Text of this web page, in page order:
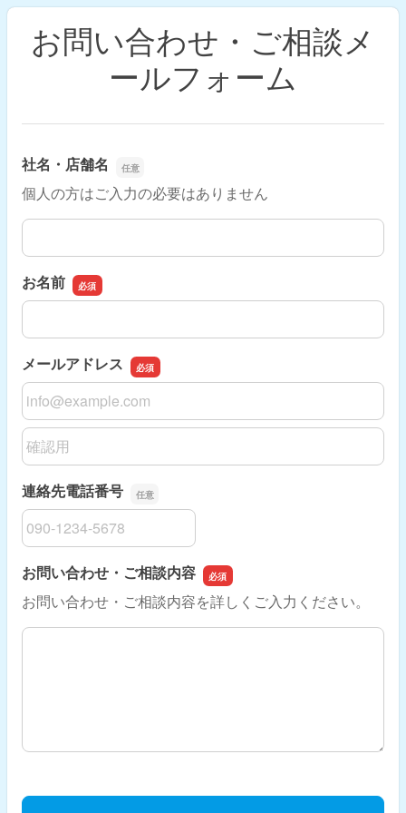
お問い合わせ・ご相談メ
ールフォーム
社名・店舗名
個人の方はご入力の必要はありません
社名・店舗名
お名前
お名前
メールアドレス
メールアドレス
メールアドレスの確認用
連絡先電話番号
連絡先電話番号
お問い合わせ・ご相談内容
お問い合わせ・ご相談内容を詳しくご入力ください。
お問い合わせ・ご相談内容